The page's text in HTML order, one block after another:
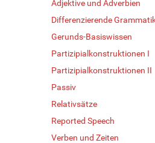
Adjektive und Adverbien
Differenzierende
Gerunds-Basiswissen
Partizipialkonstruktionen I
Partizipialkonstruktionen II
Passiv
Relativsätze
Reported Speech
Verben und Zeiten